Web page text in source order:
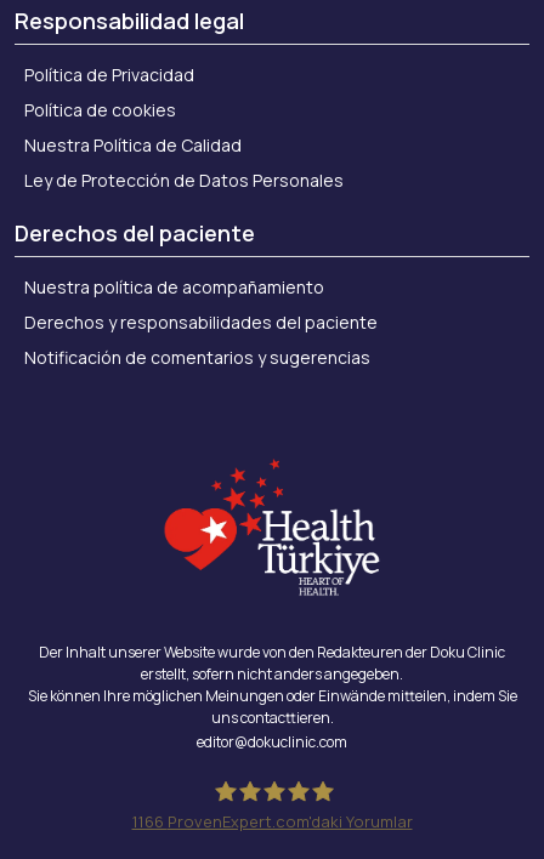
Responsabilidad legal
Política de Privacidad
Política de cookies
Nuestra Política de Calidad
Ley de Protección de Datos Personales
Derechos del paciente
Nuestra política de acompañamiento
Derechos y responsabilidades del paciente
Notificación de comentarios y sugerencias
Der Inhalt unserer Website wurde von den Redakteuren der Doku Clinic
erstellt, sofern nicht anders angegeben.
Sie können Ihre möglichen Meinungen oder Einwände mitteilen, indem Sie
uns contacttieren.
editor@dokuclinic.com
1166 ProvenExpert.com'daki Yorumlar